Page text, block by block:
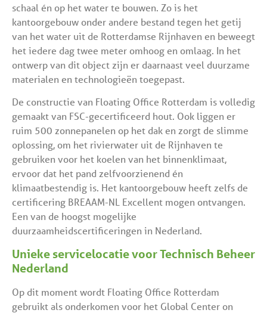
schaal én op het water te bouwen. Zo is het
kantoorgebouw onder andere bestand tegen het getij
van het water uit de Rotterdamse Rijnhaven en beweegt
het iedere dag twee meter omhoog en omlaag. In het
ontwerp van dit object zijn er daarnaast veel duurzame
materialen en technologieën toegepast.
De constructie van Floating Office Rotterdam is volledig
gemaakt van FSC-gecertificeerd hout. Ook liggen er
ruim 500 zonnepanelen op het dak en zorgt de slimme
oplossing, om het rivierwater uit de Rijnhaven te
gebruiken voor het koelen van het binnenklimaat,
ervoor dat het pand zelfvoorzienend én
klimaatbestendig is. Het kantoorgebouw heeft zelfs de
certificering BREAAM-NL Excellent mogen ontvangen.
Een van de hoogst mogelijke
duurzaamheidscertificeringen in Nederland.
Unieke servicelocatie voor Technisch Beheer
Nederland
Op dit moment wordt Floating Office Rotterdam
gebruikt als onderkomen voor het Global Center on